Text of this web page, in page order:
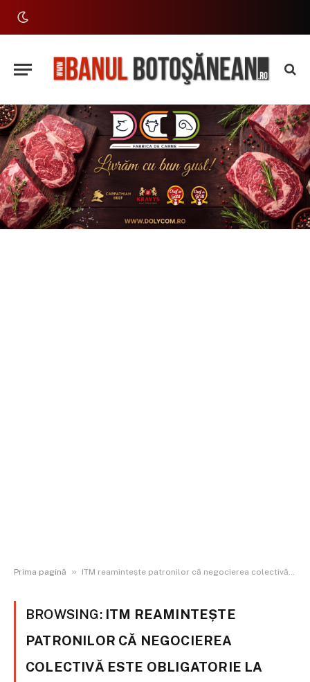
Prima pagină » ITM reamintește patronilor că negocierea colectivă este OBLIGATORIE la firmele cu mai mult de 10 angajați
BROWSING: ITM REAMINTEȘTE
PATRONILOR CĂ NEGOCIEREA
COLECTIVĂ ESTE OBLIGATORIE LA